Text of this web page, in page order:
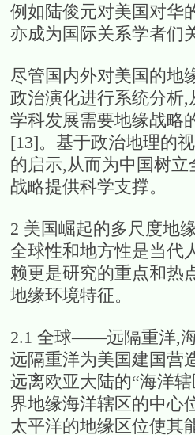
例如陆俊元对美国对华
亦成为国际关系学者们
尽管国内外对美国的地
政治演化进行系统分析
学科发展需要地缘战略
[13]。基于政治地理的
的启示,从而为中国树
战略提供科学支撑。
2 美国崛起的多尺度地
全球性和地方性是当代
赖更是研究的重点和热
地缘环境特征。
2.1 全球——远隔重洋,
远隔重洋为美国建国营
远离欧亚大陆的“海洋
界地缘海洋辖区的中心
太平洋的地缘区位使其